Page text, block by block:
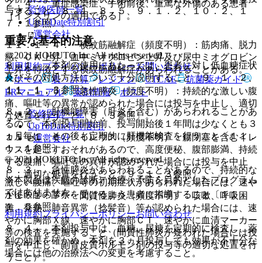
２．４． 重症感染症、手術前後、重篤な外傷のある患者
［インスリンの適用である］。
重要な基本的注意
８．１． 本剤の使用にあたっては、患者に対し低血糖症状
及びその対処方法について十分説明すること〔９．１．２、
１１．１．３参照〕。
８．２． 肝機能障害（肝炎を含む）があらわれることがあ
るので、本剤投与開始前、投与開始後１年間は少なくとも３
ヵ月毎に、その後も定期的に肝機能検査を行うこと〔１１．
１．１参照〕。
８．３． 急性膵炎があらわれることがあるので、持続的な
激しい腹痛、嘔吐等の初期症状があらわれた場合には、速や
かに医師の診察を受けるよう患者に指導すること〔１１．
１．５参照〕。
８．４． 本剤投与中は、血糖、尿糖を定期的に検査し、薬
剤の効果を確かめ、本剤を３ヵ月投与しても効果が不十分な
場合には他の治療法への変更を考慮すること。
与すること〔８．１、８．５、９．１．２、１０．２、１
７．１参照〕。
１１．１．４． 横紋筋融解症（頻度不明）：筋肉痛、脱力
感、ＣＫ上昇、血中ミオグロビン上昇及び尿中ミオグロビン
上昇を特徴とする横紋筋融解症があらわれることがある。
１１．１．５． 急性膵炎（頻度不明）：持続的な激しい腹
痛、嘔吐等の異常が認められた場合には投与を中止し、適切
な処置を行うこと〔８．３参照〕。
１１．１．６． イレウス（頻度不明）：腸閉塞を含むイレ
ウスを起こすおそれがあるので、高度便秘、腹部膨満、持続
する腹痛、嘔吐等の異常が認められた場合には投与を中止
し、適切な処置を行うこと〔９．１．３参照〕。
１１．１．７． 間質性肺炎（頻度不明）：咳嗽、呼吸困
難、発熱、肺音異常（捻髪音）等が認められた場合には、速
やかに胸部Ｘ線、速やかに胸部ＣＴ、速やかに血清マーカー
等の検査を実施すること（間質性肺炎が疑われた場合には投
与を中止し、副腎皮質ホルモン剤の投与等の適切な処置を行
うこと）。
監修医師一覧
UpToDate特別割引
運営会社
© 2021 HOKUTO Inc. All rights reserved.
利用規約プライバシーポリシーお問い合わせ
ホーム
表・計算 レジメン CTCAE
抗菌薬ガイド
ERマニュアル
薬剤情報 ポスト
監修医師一覧
UpToDate特別割引
運営会社
© 2021 HOKUTO Inc. All rights reserved.
※本製品は疾病の診断・治療・予防を目的としたプログラム
ではありません。
利用規約プライバシーポリシーお問い合わせ